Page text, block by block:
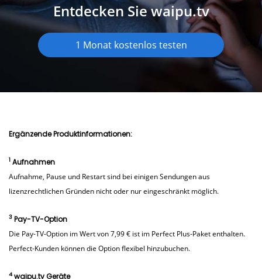
Entdecken Sie waipu.tv
1 Monat kostenlos testen
Ergänzende Produktinformationen:
1 Aufnahmen
Aufnahme, Pause und Restart sind bei einigen Sendungen aus
lizenzrechtlichen Gründen nicht oder nur eingeschränkt möglich.
3 Pay-TV-Option
Die Pay-TV-Option im Wert von 7,99 € ist im Perfect Plus-Paket enthalten.
Perfect-Kunden können die Option flexibel hinzubuchen.
4waipu.tv Geräte